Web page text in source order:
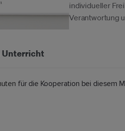
individueller
Verantwortung
Unterricht
für die Kooperation bei diesem